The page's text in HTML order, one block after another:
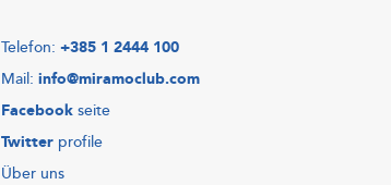
Telefon: +385 1 2444 100
Mail: info@miramoclub.com
Facebook seite
Twitter profile
Über uns